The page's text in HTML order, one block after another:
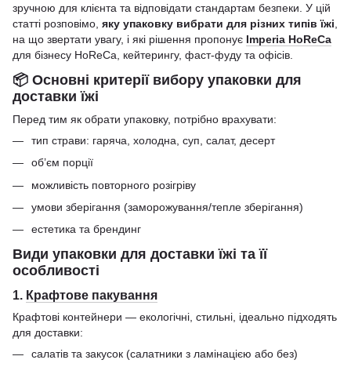
зручною для клієнта та відповідати стандартам безпеки. У цій
статті розповімо, яку упаковку вибрати для різних типів їжі,
на що звертати увагу, і які рішення пропонує Imperia HoReCa
для бізнесу HoReCa, кейтерингу, фаст-фуду та офісів.
📦 Основні критерії вибору упаковки для
доставки їжі
Перед тим як обрати упаковку, потрібно врахувати:
тип страви: гаряча, холодна, суп, салат, десерт
об’єм порції
можливість повторного розігріву
умови зберігання (заморожування/тепле зберігання)
естетика та брендинг
Види упаковки для доставки їжі та її
особливості
1. Крафтове пакування
Крафтові контейнери — екологічні, стильні, ідеально підходять
для доставки:
салатів та закусок (салатники з ламінацією або без)